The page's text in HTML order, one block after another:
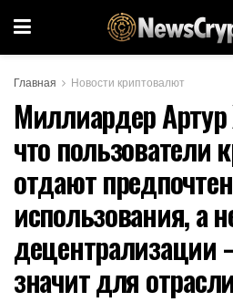
Главная Новости криптовалют
Миллиардер Артур
что пользователи
отдают
использования, а
децентрализации
значит для